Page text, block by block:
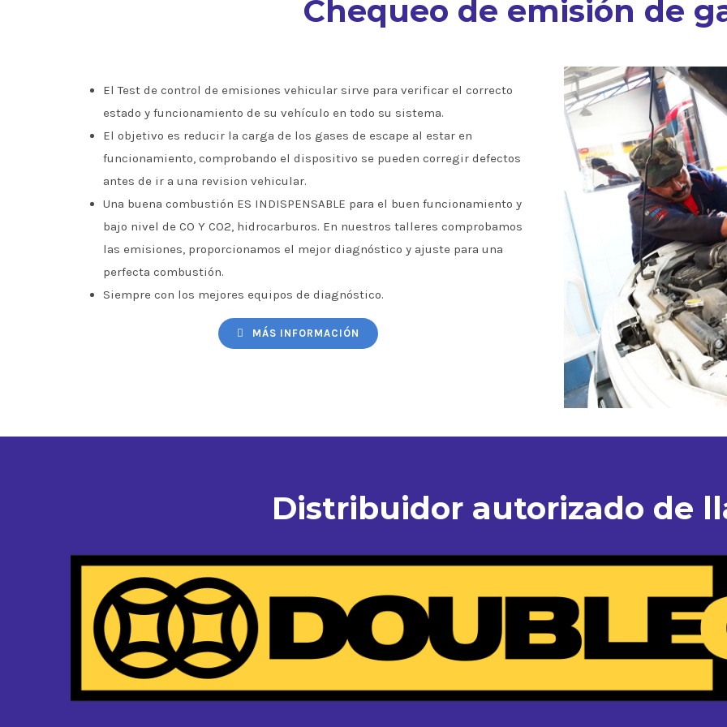
Chequeo de emisión de
El Test de control de emisiones vehicular sirve para verificar el correcto
estado y funcionamiento de su vehículo en todo su sistema.
El objetivo es reducir la carga de los gases de escape al estar en
funcionamiento, comprobando el dispositivo se pueden corregir defectos
antes de ir a una revision vehicular.
Una buena combustión ES INDISPENSABLE para el buen funcionamiento y
bajo nivel de CO Y CO2, hidrocarburos. En nuestros talleres comprobamos
las emisiones, proporcionamos el mejor diagnóstico y ajuste para una
perfecta combustión.
Siempre con los mejores equipos de diagnóstico.
MÁS INFORMACIÓN
Distribuidor autorizado de